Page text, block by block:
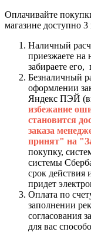
Оплачивайте
магазине доступно
Наличный
приезжаете на
забираете
Безналичный
оформлении
Яндекс ПЭЙ
избежание
становится
заказа
принят" на
покупку,
системы
срок действия
придет
Оплата по
заполнении
согласования
для вас